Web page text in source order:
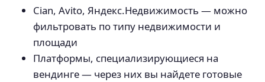
Cian, Avito, Яндекс.Недвижимость — можно
фильтровать по типу недвижимости и
площади
Платформы, специализирующиеся на
вендинге — через них вы найдете готовые